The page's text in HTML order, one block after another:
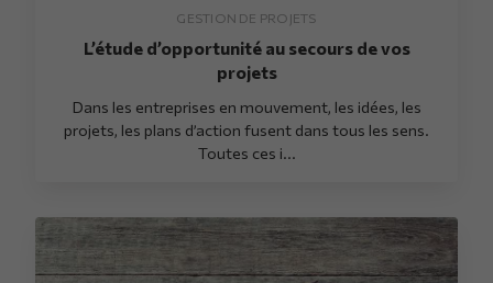
GESTION DE PROJETS
L’étude d’opportunité au secours de vos
projets
Dans les entreprises en mouvement, les idées, les
projets, les plans d’action fusent dans tous les sens.
Toutes ces i...